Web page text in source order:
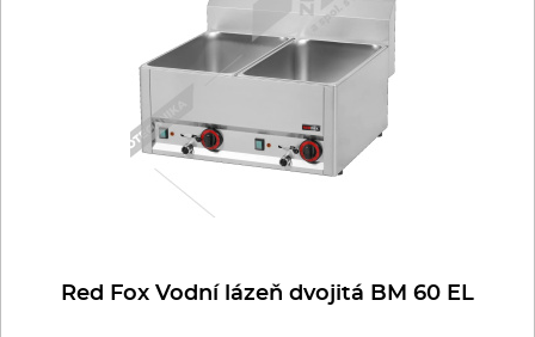
Vařiče a výrobníky těstovin
Nástroje
Vodní lázně
Red Fox Vodní lázeň dvojitá BM 60 EL